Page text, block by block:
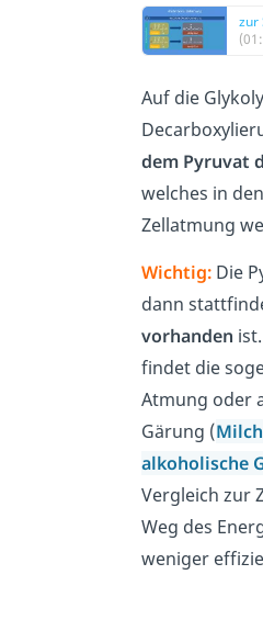
zur
Auf die
dem Pyruvat
welches in
Zellatmung
Wichtig: Die
dann
vorhanden ist.
findet die
Atmung oder
Gärung (
alkoholische
Vergleich zur
Weg des
weniger